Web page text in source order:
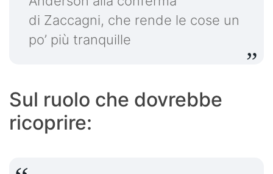
di Zaccagni, che rende le cose un
po’ più tranquille
Sul ruolo che dovrebbe
ricoprire: